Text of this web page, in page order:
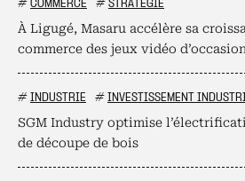
# COMMERCE # STRATÉGIE
À Ligugé, Masaru accélère sa
commerce des jeux vidéo d’occasion
# INDUSTRIE # INVESTISSEMENT
SGM Industry optimise
de découpe de bois